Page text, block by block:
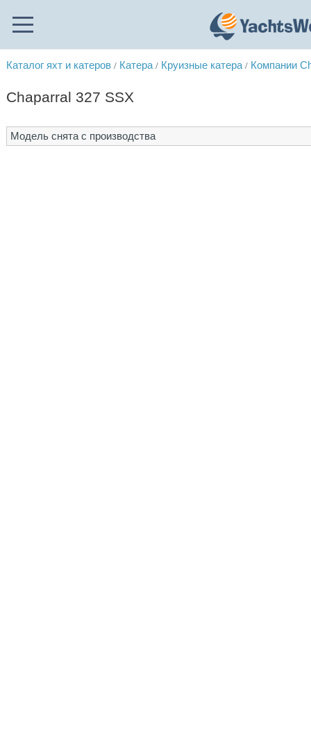
Каталог яхт и катеров / Катера / Круизные катера / Компании
Chaparral 327 SSX
Модель снята с производства